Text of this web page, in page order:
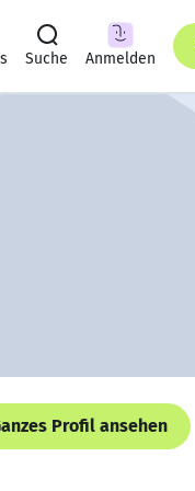
Suche Anmelden
Profil ansehen